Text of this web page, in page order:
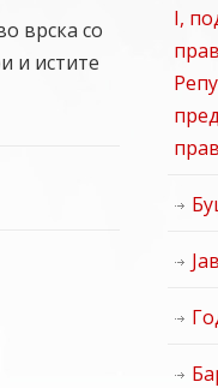
врска со
и истите
I,